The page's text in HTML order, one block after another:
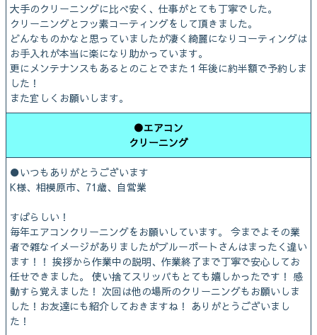
大手のクリーニングに比べ安く、仕事がとても丁寧でした。
クリーニングとフッ素コーティングをして頂きました。
どんなものかなと思っていましたが凄く綺麗になりコーティングは
お手入れが本当に楽になり助かっています。
更にメンテナンスもあるとのことでまた１年後に約半額で予約しま
した！
また宜しくお願いします。
●エアコン
クリーニング
●いつもありがとうございます
K様、相模原市、71歳、自営業
すばらしい！
毎年エアコンクリーニングをお願いしています。 今までよその業
者で雑なイメージがありましたがブルーポートさんはまったく違い
ます！！ 挨拶から作業中の説明、作業終了まで丁寧で安心してお
任せできました。 使い捨てスリッパもとても嬉しかったです！ 感
動すら覚えました！ 次回は他の場所のクリーニングもお願いしま
した！お友達にも紹介しておきますね！ ありがとうございまし
た！